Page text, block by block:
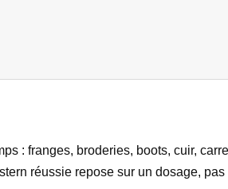
: franges, broderies, boots, cuir,
réussie repose sur un dosage, pas